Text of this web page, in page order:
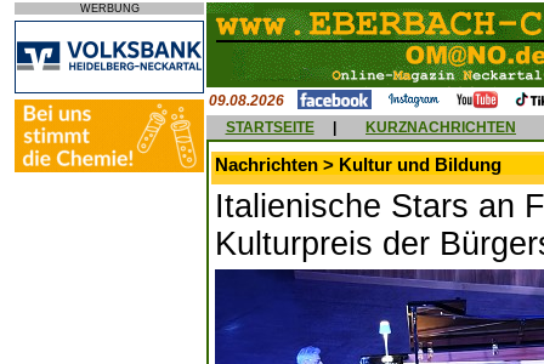
WERBUNG
09.08.2026
STARTSEITE
KURZNACHRICHTEN
Nachrichten > Kultur und Bildung
Italienische Stars an
Kulturpreis der